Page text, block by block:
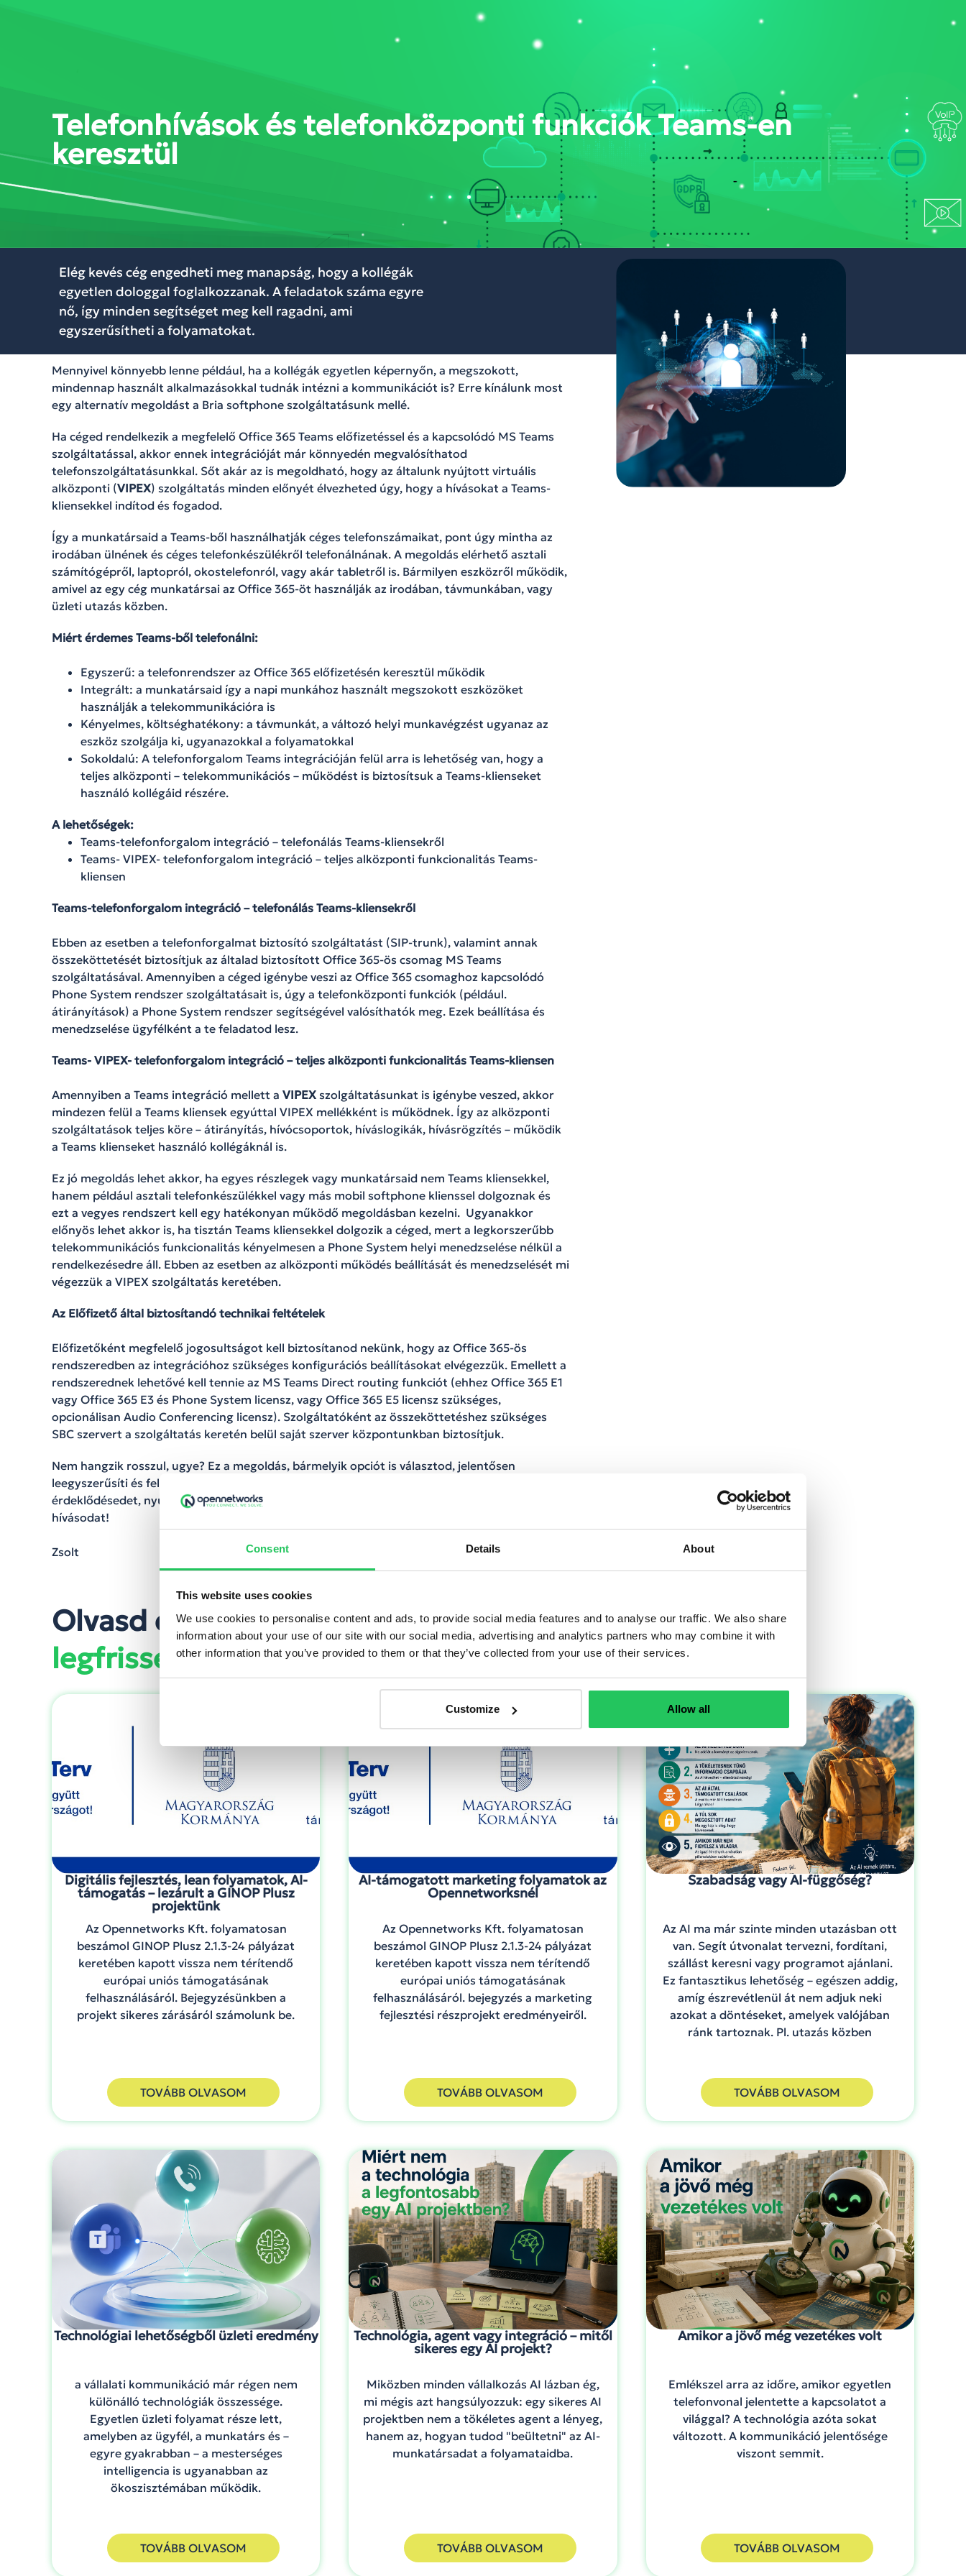
Consent Details About
This website uses cookies
We use cookies to personalise content and ads, to provide social media features and to analyse our traffic. We also share
information about your use of our site with our social media, advertising and analytics partners who may combine it with
other information that you’ve provided to them or that they’ve collected from your use of their services.
Customize Allow all
Telefonhívások és telefonközponti funkciók Teams-en
keresztül
Elég kevés cég engedheti meg manapság, hogy a kollégák
egyetlen dologgal foglalkozzanak. A feladatok száma egyre
nő, így minden segítséget meg kell ragadni, ami
egyszerűsítheti a folyamatokat.
Mennyivel könnyebb lenne például, ha a kollégák egyetlen képernyőn, a megszokott,
mindennap használt alkalmazásokkal tudnák intézni a kommunikációt is? Erre kínálunk most
egy alternatív megoldást a Bria softphone szolgáltatásunk mellé.
Ha céged rendelkezik a megfelelő Office 365 Teams előfizetéssel és a kapcsolódó MS Teams
szolgáltatással, akkor ennek integrációját már könnyedén megvalósíthatod
telefonszolgáltatásunkkal. Sőt akár az is megoldható, hogy az általunk nyújtott virtuális
alközponti (VIPEX) szolgáltatás minden előnyét élvezheted úgy, hogy a hívásokat a Teams-
kliensekkel indítod és fogadod.
Így a munkatársaid a Teams-ből használhatják céges telefonszámaikat, pont úgy mintha az
irodában ülnének és céges telefonkészülékről telefonálnának. A megoldás elérhető asztali
számítógépről, laptopról, okostelefonról, vagy akár tabletről is. Bármilyen eszközről működik,
amivel az egy cég munkatársai az Office 365-öt használják az irodában, távmunkában, vagy
üzleti utazás közben.
Miért érdemes Teams-ből telefonálni:
Egyszerű: a telefonrendszer az Office 365 előfizetésén keresztül működik
Integrált: a munkatársaid így a napi munkához használt megszokott eszközöket
használják a telekommunikációra is
Kényelmes, költséghatékony: a távmunkát, a változó helyi munkavégzést ugyanaz az
eszköz szolgálja ki, ugyanazokkal a folyamatokkal
Sokoldalú: A telefonforgalom Teams integrációján felül arra is lehetőség van, hogy a
teljes alközponti – telekommunikációs – működést is biztosítsuk a Teams-klienseket
használó kollégáid részére.
A lehetőségek:
Teams-telefonforgalom integráció – telefonálás Teams-kliensekről
Teams- VIPEX- telefonforgalom integráció – teljes alközponti funkcionalitás Teams-
kliensen
Teams-telefonforgalom integráció – telefonálás Teams-kliensekről
Ebben az esetben a telefonforgalmat biztosító szolgáltatást (SIP-trunk), valamint annak
összeköttetését biztosítjuk az általad biztosított Office 365-ös csomag MS Teams
szolgáltatásával. Amennyiben a céged igénybe veszi az Office 365 csomaghoz kapcsolódó
Phone System rendszer szolgáltatásait is, úgy a telefonközponti funkciók (például.
átirányítások) a Phone System rendszer segítségével valósíthatók meg. Ezek beállítása és
menedzselése ügyfélként a te feladatod lesz.
Teams- VIPEX- telefonforgalom integráció – teljes alközponti funkcionalitás Teams-kliensen
Amennyiben a Teams integráció mellett a VIPEX szolgáltatásunkat is igénybe veszed, akkor
mindezen felül a Teams kliensek egyúttal VIPEX mellékként is működnek. Így az alközponti
szolgáltatások teljes köre – átirányítás, hívócsoportok, híváslogikák, hívásrögzítés – működik
a Teams klienseket használó kollégáknál is.
Ez jó megoldás lehet akkor, ha egyes részlegek vagy munkatársaid nem Teams kliensekkel,
hanem például asztali telefonkészülékkel vagy más mobil softphone klienssel dolgoznak és
ezt a vegyes rendszert kell egy hatékonyan működő megoldásban kezelni. Ugyanakkor
előnyös lehet akkor is, ha tisztán Teams kliensekkel dolgozik a céged, mert a legkorszerűbb
telekommunikációs funkcionalitás kényelmesen a Phone System helyi menedzselése nélkül a
rendelkezésedre áll. Ebben az esetben az alközponti működés beállítását és menedzselését mi
végezzük a VIPEX szolgáltatás keretében.
Az Előfizető által biztosítandó technikai feltételek
Előfizetőként megfelelő jogosultságot kell biztosítanod nekünk, hogy az Office 365-ös
rendszeredben az integrációhoz szükséges konfigurációs beállításokat elvégezzük. Emellett a
rendszerednek lehetővé kell tennie az MS Teams Direct routing funkciót (ehhez Office 365 E1
vagy Office 365 E3 és Phone System licensz, vagy Office 365 E5 licensz szükséges,
opcionálisan Audio Conferencing licensz). Szolgáltatóként az összeköttetéshez szükséges
SBC szervert a szolgáltatás keretén belül saját szerver központunkban biztosítjuk.
Nem hangzik rosszul, ugye? Ez a megoldás, bármelyik opciót is választod, jelentősen
leegyszerűsíti és fel is gyorsíthatja kollégáid mindennapi munkáját. Ha felkeltettük az
érdeklődésedet, nyugodtan kérj bemutatót, munkatársaink a +36-1-999-6000 számon várják
hívásodat!
Zsolt
Olvasd el
legfrissebb bejegyzéseinket!
Digitális fejlesztés, lean folyamatok, AI-
támogatás – lezárult a GINOP Plusz
projektünk
Az Opennetworks Kft. folyamatosan
beszámol GINOP Plusz 2.1.3-24 pályázat
keretében kapott vissza nem térítendő
európai uniós támogatásának
felhasználásáról. Bejegyzésünkben a
projekt sikeres zárásáról számolunk be.
TOVÁBB OLVASOM
AI-támogatott marketing folyamatok az
Opennetworksnél
Az Opennetworks Kft. folyamatosan
beszámol GINOP Plusz 2.1.3-24 pályázat
keretében kapott vissza nem térítendő
európai uniós támogatásának
felhasználásáról. bejegyzés a marketing
fejlesztési részprojekt eredményeiről.
TOVÁBB OLVASOM
Szabadság vagy AI-függőség?
Az AI ma már szinte minden utazásban ott
van. Segít útvonalat tervezni, fordítani,
szállást keresni vagy programot ajánlani.
Ez fantasztikus lehetőség – egészen addig,
amíg észrevétlenül át nem adjuk neki
azokat a döntéseket, amelyek valójában
ránk tartoznak. Pl. utazás közben
TOVÁBB OLVASOM
Technológiai lehetőségből üzleti eredmény
a vállalati kommunikáció már régen nem
különálló technológiák összessége.
Egyetlen üzleti folyamat része lett,
amelyben az ügyfél, a munkatárs és –
egyre gyakrabban – a mesterséges
intelligencia is ugyanabban az
ökoszisztémában működik.
TOVÁBB OLVASOM
Technológia, agent vagy integráció – mitől
sikeres egy AI projekt?
Miközben minden vállalkozás AI lázban ég,
mi mégis azt hangsúlyozzuk: egy sikeres AI
projektben nem a tökéletes agent a lényeg,
hanem az, hogyan tudod "beültetni" az AI-
munkatársadat a folyamataidba.
TOVÁBB OLVASOM
Amikor a jövő még vezetékes volt
Emlékszel arra az időre, amikor egyetlen
telefonvonal jelentette a kapcsolatot a
világgal? A technológia azóta sokat
változott. A kommunikáció jelentősége
viszont semmit.
TOVÁBB OLVASOM